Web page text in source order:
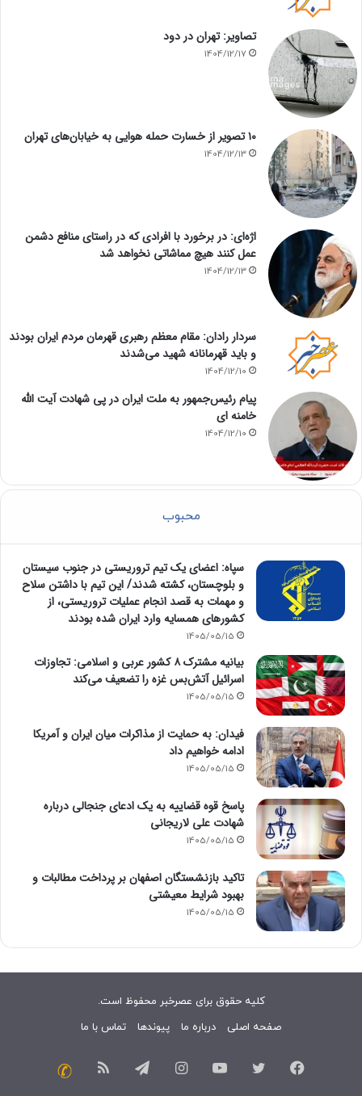
تصاویر: تهران در دود
1404/12/17
۱۰ تصویر از خسارت حمله هوایی به خیابان‌های تهران
1404/12/13
اژه‌ای: در برخورد با افرادی که در راستای منافع دشمن
عمل کنند هیچ مماشاتی نخواهد شد
1404/12/13
سردار رادان: مقام معظم رهبری قهرمان مردم ایران بودند
و باید قهرمانانه شهید می‌شدند
1404/12/10
پیام رئیس‌جمهور به ملت ایران در پی شهادت آیت الله
خامنه ای
1404/12/10
محبوب
سپاه: اعضای یک تیم تروریستی در جنوب سیستان
و بلوچستان، کشته شدند/ این تیم با داشتن سلاح
و مهمات به قصد انجام عملیات تروریستی، از
کشورهای همسایه وارد ایران شده بودند
1405/05/15
بیانیه مشترک ۸ کشور عربی و اسلامی: تجاوزات
اسرائیل آتش‌بس غزه را تضعیف می‌کند
1405/05/15
فیدان: به حمایت از مذاکرات میان ایران و آمریکا
ادامه خواهیم داد
1405/05/15
پاسخ قوه قضاییه به یک ادعای جنجالی درباره
شهادت علی لاریجانی
1405/05/15
تاکید بازنشستگان اصفهان بر پرداخت مطالبات و
بهبود شرایط معیشتی
1405/05/15
کلیه حقوق برای عصرخبر محفوظ است.
صفحه اصلی
درباره ما پیوندها تماس با ما
فیسبوک توییتر یوتیوب اینستاگرامتلگرام خوراک